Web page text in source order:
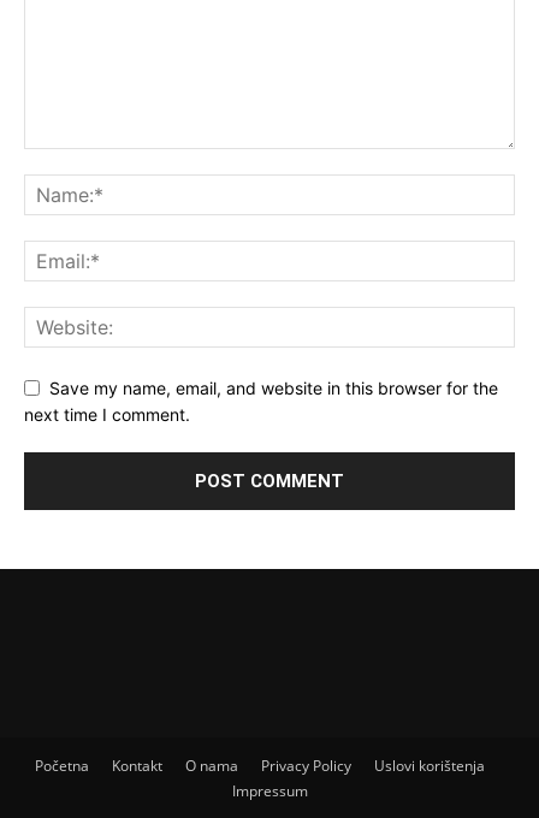
Save my name, email, and website in this browser for the
next time I comment.
Početna Kontakt O nama Privacy Policy
Uslovi korištenja
Impressum